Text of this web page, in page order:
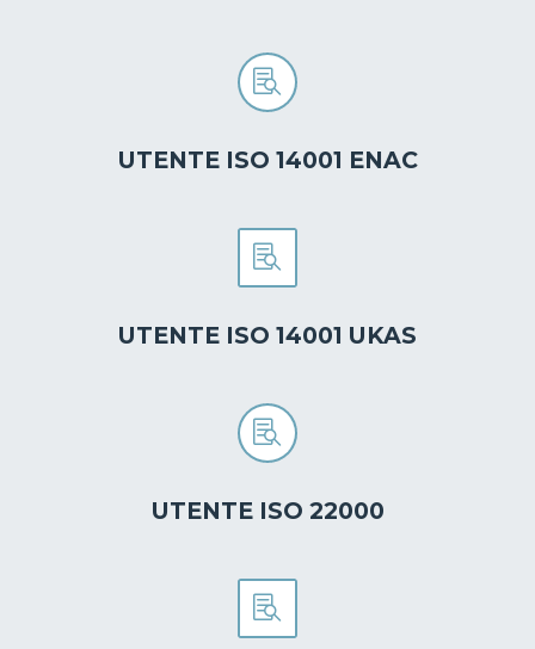


UTENTE ISO 14001 ENAC


UTENTE ISO 14001 UKAS


UTENTE ISO 22000

